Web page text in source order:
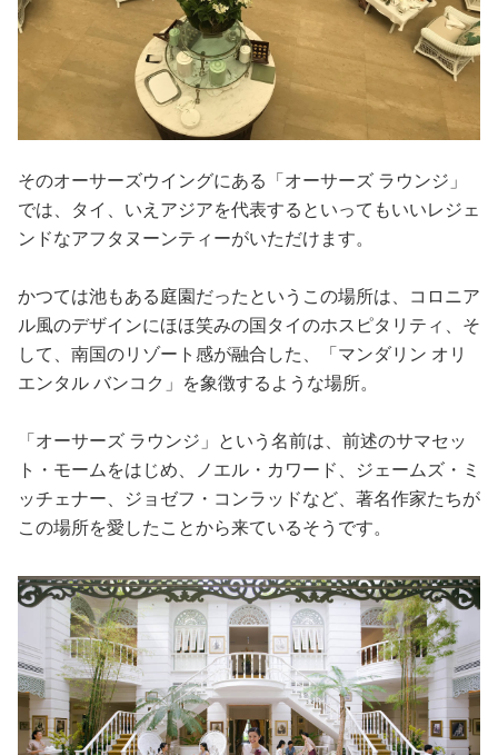
そのオーサーズウイングにある「オーサーズ ラウンジ」
では、タイ、いえアジアを代表するといってもいいレジェ
ンドなアフタヌーンティーがいただけます。
かつては池もある庭園だったというこの場所は、コロニア
ル風のデザインにほほ笑みの国タイのホスピタリティ、そ
して、南国のリゾート感が融合した、「マンダリン オリ
エンタル バンコク」を象徴するような場所。
「オーサーズ ラウンジ」という名前は、前述のサマセッ
ト・モームをはじめ、ノエル・カワード、ジェームズ・ミ
ッチェナー、ジョゼフ・コンラッドなど、著名作家たちが
この場所を愛したことから来ているそうです。